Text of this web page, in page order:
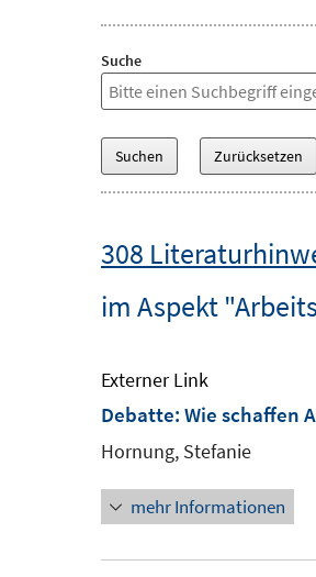
Suche
308
im Aspekt
Externer Link
Debatte: Wie schaffen
Hornung, Stefanie
mehr Informationen